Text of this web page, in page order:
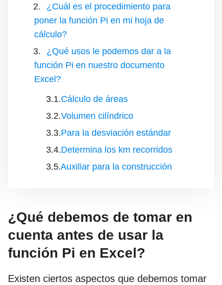
¿Cuál es el procedimiento para
poner la función Pi en mi hoja de
cálculo?
¿Qué usos le podemos dar a la
función Pi en nuestro documento
Excel?
Cálculo de áreas
Volumen cilíndrico
Para la desviación estándar
Determina los km recorridos
Auxiliar para la construcción
¿Qué debemos de tomar en
cuenta antes de usar la
función Pi en Excel?
Existen ciertos aspectos que debemos tomar